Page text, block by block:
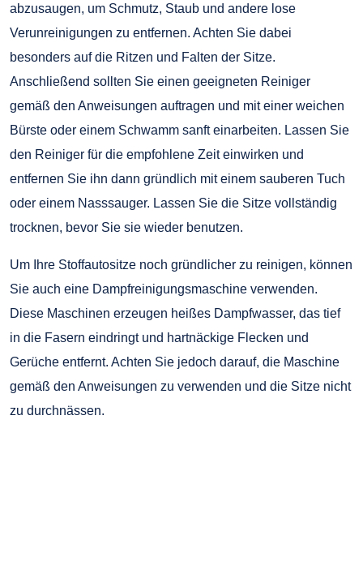
abzusaugen, um Schmutz, Staub und andere lose
Verunreinigungen zu entfernen. Achten Sie dabei
besonders auf die Ritzen und Falten der Sitze.
Anschließend sollten Sie einen geeigneten Reiniger
gemäß den Anweisungen auftragen und mit einer weichen
Bürste oder einem Schwamm sanft einarbeiten. Lassen Sie
den Reiniger für die empfohlene Zeit einwirken und
entfernen Sie ihn dann gründlich mit einem sauberen Tuch
oder einem Nasssauger. Lassen Sie die Sitze vollständig
trocknen, bevor Sie sie wieder benutzen.
Um Ihre Stoffautositze noch gründlicher zu reinigen, können
Sie auch eine Dampfreinigungsmaschine verwenden.
Diese Maschinen erzeugen heißes Dampfwasser, das tief
in die Fasern eindringt und hartnäckige Flecken und
Gerüche entfernt. Achten Sie jedoch darauf, die Maschine
gemäß den Anweisungen zu verwenden und die Sitze nicht
zu durchnässen.